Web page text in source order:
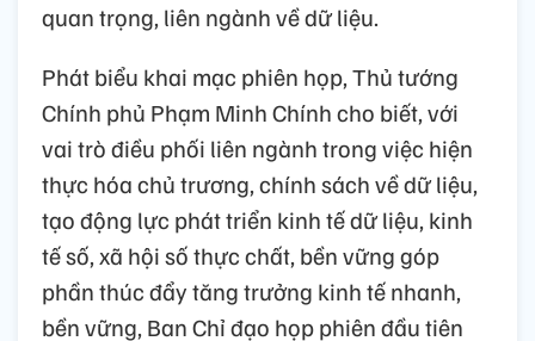
quan trọng, liên ngành về dữ liệu.
Phát biểu khai mạc phiên họp, Thủ tướng
Chính phủ Phạm Minh Chính cho biết, với
vai trò điều phối liên ngành trong việc hiện
thực hóa chủ trương, chính sách về dữ liệu,
tạo động lực phát triển kinh tế dữ liệu, kinh
tế số, xã hội số thực chất, bền vững góp
phần thúc đẩy tăng trưởng kinh tế nhanh,
bền vững, Ban Chỉ đạo họp phiên đầu tiên